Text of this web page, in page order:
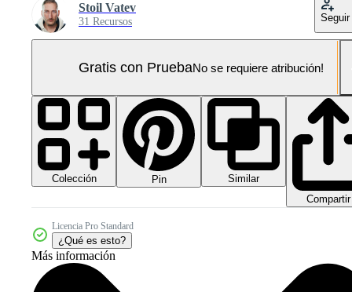
Stoil Vatev
31 Recursos Seguir
Gratis con PruebaNo se requiere atribución!
Colección Pin
Similar
Compartir
Licencia Pro Standard
¿Qué es esto?
Más información